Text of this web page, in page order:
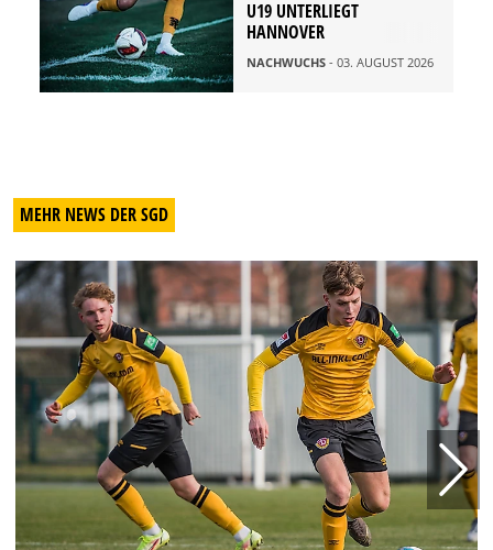
U19 UNTERLIEGT
HANNOVER
NACHWUCHS - 03. AUGUST 2026
MEHR NEWS DER SGD